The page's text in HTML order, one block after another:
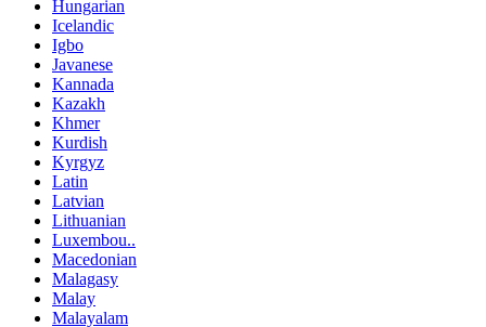
Hungarian
Icelandic
Igbo
Javanese
Kannada
Kazakh
Khmer
Kurdish
Kyrgyz
Latin
Latvian
Lithuanian
Luxembou..
Macedonian
Malagasy
Malay
Malayalam